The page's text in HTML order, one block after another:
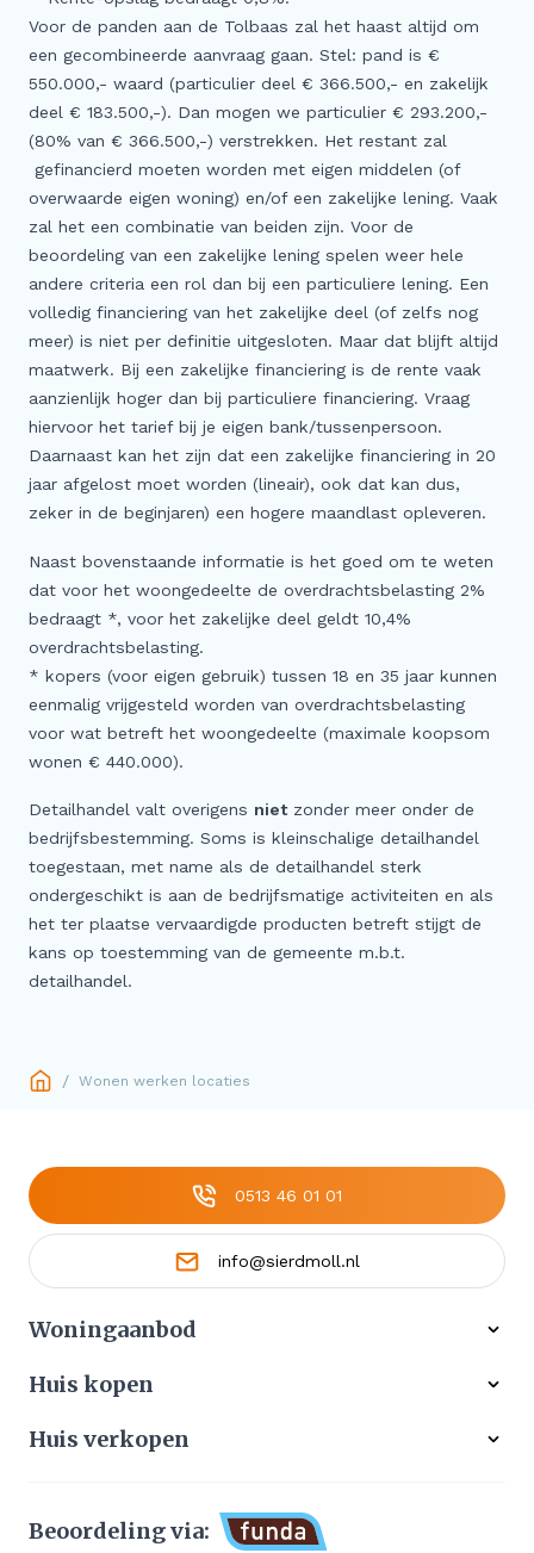
Voor de panden aan de Tolbaas zal het haast altijd om
een gecombineerde aanvraag gaan. Stel: pand is €
550.000,- waard (particulier deel € 366.500,- en zakelijk
deel € 183.500,-). Dan mogen we particulier € 293.200,-
(80% van € 366.500,-) verstrekken. Het restant zal
gefinancierd moeten worden met eigen middelen (of
overwaarde eigen woning) en/of een zakelijke lening. Vaak
zal het een combinatie van beiden zijn. Voor de
beoordeling van een zakelijke lening spelen weer hele
andere criteria een rol dan bij een particuliere lening. Een
volledig financiering van het zakelijke deel (of zelfs nog
meer) is niet per definitie uitgesloten. Maar dat blijft altijd
maatwerk. Bij een zakelijke financiering is de rente vaak
aanzienlijk hoger dan bij particuliere financiering. Vraag
hiervoor het tarief bij je eigen bank/tussenpersoon.
Daarnaast kan het zijn dat een zakelijke financiering in 20
jaar afgelost moet worden (lineair), ook dat kan dus,
zeker in de beginjaren) een hogere maandlast opleveren.
Naast bovenstaande informatie is het goed om te weten
dat voor het woongedeelte de overdrachtsbelasting 2%
bedraagt *, voor het zakelijke deel geldt 10,4%
overdrachtsbelasting.
* kopers (voor eigen gebruik) tussen 18 en 35 jaar kunnen
eenmalig vrijgesteld worden van overdrachtsbelasting
voor wat betreft het woongedeelte (maximale koopsom
wonen € 440.000).
Detailhandel valt overigens nietzonder meer onder de
bedrijfsbestemming. Soms is kleinschalige detailhandel
toegestaan, met name als de detailhandel sterk
ondergeschikt is aan de bedrijfsmatige activiteiten en als
het ter plaatse vervaardigde producten betreft stijgt de
kans op toestemming van de gemeente m.b.t.
detailhandel.
/ Wonen werken locaties
Woningaanbod
Aangekocht
Huis kopen
Huis verkopen
Stille verkoop
0513 46 01 01
info@sierdmoll.nl
Beoordeling via: